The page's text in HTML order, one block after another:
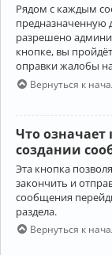
Рядом с каждым
предназначенную
разрешено
кнопке, вы
оправки жалобы
Вернуться к
Что означает
создании
Эта кнопка
закончить и
сообщения
раздела.
Вернуться к